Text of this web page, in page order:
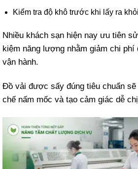
Kiểm tra độ khô trước khi lấy ra
Nhiều khách sạn hiện nay ưu tiên
kiệm năng lượng nhằm giảm chi phí
vận hành.
Đồ vải được sấy đúng tiêu chuẩn
chế nấm mốc và tạo cảm giác dễ